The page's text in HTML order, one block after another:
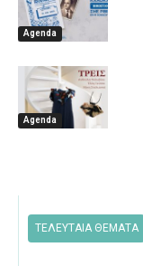
Agenda
Agenda
ΤΕΛΕΥΤΑΙΑ ΘΕΜΑΤΑ